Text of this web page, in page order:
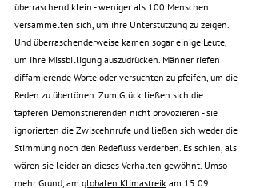
überraschend klein - weniger als 100 Menschen
versammelten sich, um ihre Unterstützung zu zeigen.
Und überraschenderweise kamen sogar einige Leute,
um ihre Missbilligung auszudrücken. Männer riefen
diffamierende Worte oder versuchten zu pfeifen, um die
Reden zu übertönen. Zum Glück ließen sich die
tapferen Demonstrierenden nicht provozieren - sie
ignorierten die Zwiscehnrufe und ließen sich weder die
Stimmung noch den Redefluss verderben. Es schien, als
wären sie leider an dieses Verhalten gewöhnt. Umso
mehr Grund, am globalen Klimastreik am 15.09.